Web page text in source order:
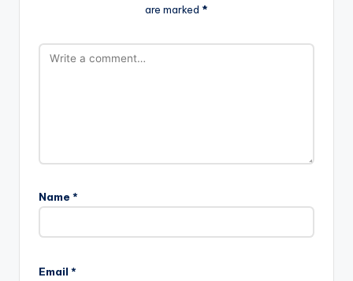
are marked *
Name *
Email *